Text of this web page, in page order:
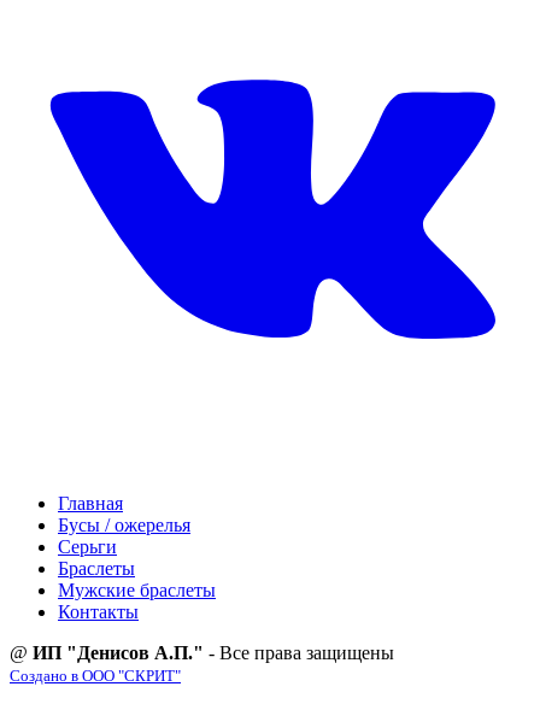
Главная
Бусы / ожерелья
Серьги
Браслеты
Мужские браслеты
Контакты
@ ИП "Денисов А.П." - Все права защищены
Создано в ООО "СКРИТ"